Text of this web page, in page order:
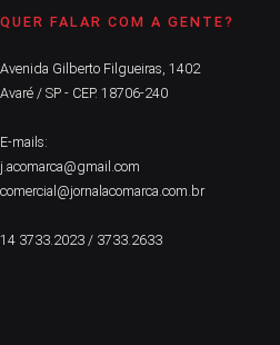
QUER FALAR COM A GENTE?
Avenida Gilberto Filgueiras, 1402
Avaré / SP - CEP. 18706-240
E-mails:
j.acomarca@gmail.com
comercial@jornalacomarca.com.br
14 3733.2023 / 3733.2633